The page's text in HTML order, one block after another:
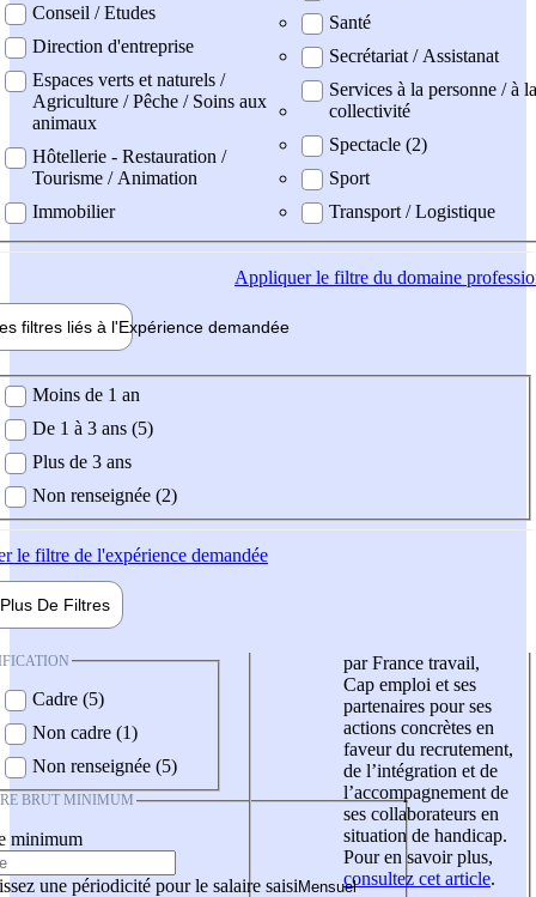
Conseil / Etudes
Direction d'entreprise
Espaces verts et naturels /
Agriculture / Pêche / Soins aux
animaux
Hôtellerie - Restauration /
Tourisme / Animation
Immobilier
Santé
Secrétariat / Assistanat
Services à la personne / à la
collectivité
Spectacle (2)
Sport
Transport / Logistique
Appliquerle filtre du domaine
filtres liés à l'Expérience demandée
demandée
Moins de 1 an
De 1 à 3 ans (5)
Plus de 3 ans
Non renseignée (2)
le filtre de l'expérience demandée
Plus De Filtres
Cadre (5)
Non cadre (1)
Non renseignée (5)
BRUT MINIMUM
minimum
une périodicité pour le salaire saisi
par France travail,
Cap emploi et ses
partenaires pour ses
actions concrètes en
faveur du recrutement,
de l’intégration et de
l’accompagnement de
ses collaborateurs en
situation de handicap.
Pour en savoir plus,
consultez cet article.